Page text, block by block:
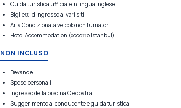
Guida turistica ufficiale in lingua inglese
Biglietti d'ingresso ai vari siti
Aria Condizionata veicolo non fumatori
Hotel Accommodation (eccetto Istanbul)
NON INCLUSO
Bevande
Spese personali
Ingresso della piscina Cleopatra
Suggerimento al conducente e guida turistica